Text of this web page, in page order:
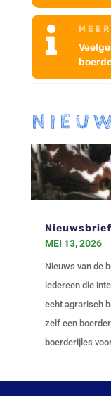

MEI 13, 2026
Nieuws van de
iedereen die
echt agrarisch
zelf een
boerderijles